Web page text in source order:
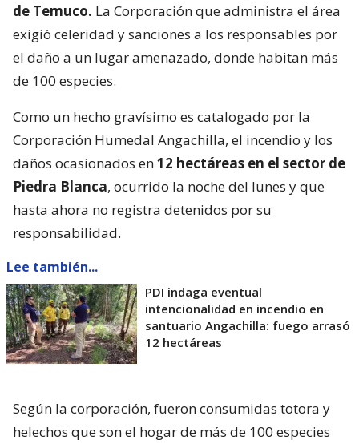
de Temuco. La Corporación que administra el área
exigió celeridad y sanciones a los responsables por
el daño a un lugar amenazado, donde habitan más
de 100 especies.
Como un hecho gravísimo es catalogado por la
Corporación Humedal Angachilla, el incendio y los
daños ocasionados en12 hectáreas en el sector de
Piedra Blanca, ocurrido la noche del lunes y que
hasta ahora no registra detenidos por su
responsabilidad.
Lee también...
PDI indaga eventual
intencionalidad en incendio en
santuario Angachilla: fuego arrasó
12 hectáreas
Según la corporación, fueron consumidas totora y
helechos que son el hogar de más de 100 especies